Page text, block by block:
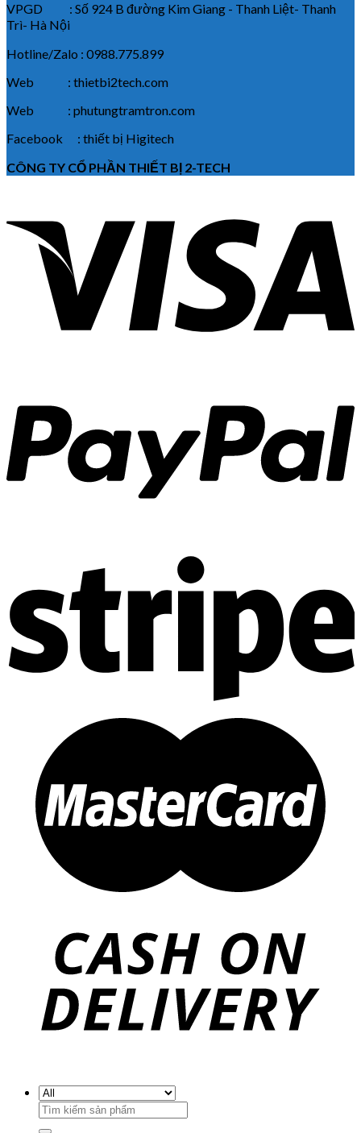
VPGD : Số 924 B đường Kim Giang - Thanh Liệt- Thanh
Trì- Hà Nội
Hotline/Zalo : 0988.775.899
Web : thietbi2tech.com
Web : phutungtramtron.com
Facebook : thiết bị Higitech
CÔNG TY CỔ PHẦN THIẾT BỊ 2-TECH
Search
for: